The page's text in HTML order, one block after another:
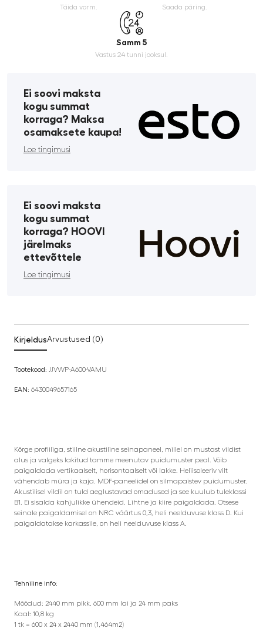
Täida vorm. Saada päring.
Samm 5
Vastus 24 tunni jooksul.
Ei soovi maksta
kogu summat
korraga? Maksa
osamaksete kaupa!
Loe tingimusi
Ei soovi maksta
kogu summat
korraga? HOOVI
järelmaks
ettevõttele
Loe tingimusi
KirjeldusArvustused (0)
Tootekood: JJVWP-A600-VAMU
EAN: 6430049657165
Kõrge profiiliga, stiilne akustiline seinapaneel, millel on mustast vildist
alus ja valgeks lakitud tamme meenutav puidumuster peal. Võib
paigaldada vertikaalselt, horisontaalselt või lakke. Heliisoleeriv vilt
vähendab müra ja kaja. MDF-paneelidel on silmapaistev puidumuster.
Akustilisel vildil on tuld aeglustavad omadused ja see kuulub tuleklassi
B1. Ei sisalda kahjulikke ühendeid. Lihtne ja kiire paigaldada. Otsese
seinale paigaldamisel on NRC väärtus 0,3, heli neelduvuse klass D. Kui
paigaldatakse karkassile, on heli neelduvuse klass A.
Tehniline info:
Mõõdud: 2440 mm pikk, 600 mm lai ja 24 mm paks
Kaal: 10,8 kg
1 tk = 600 x 24 x 2440 mm (1,464m2)